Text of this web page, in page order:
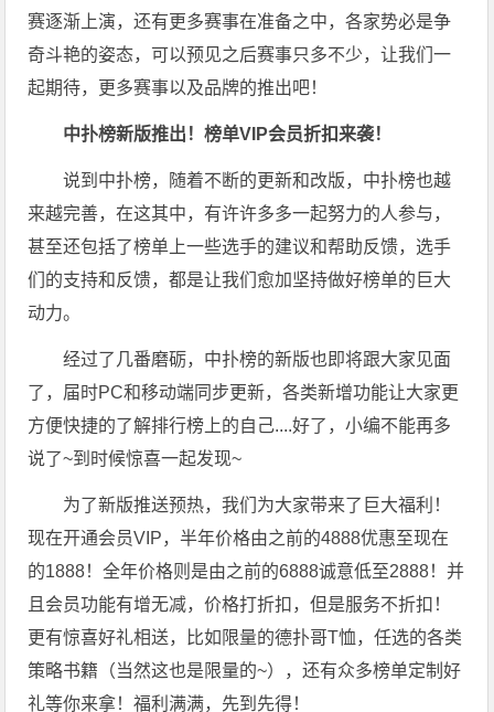
赛逐渐上演，还有更多赛事在准备之中，各家势必是争
奇斗艳的姿态，可以预见之后赛事只多不少，让我们一
起期待，更多赛事以及品牌的推出吧！
中扑榜新版推出！榜单VIP会员折扣来袭！
说到中扑榜，随着不断的更新和改版，中扑榜也越
来越完善，在这其中，有许许多多一起努力的人参与，
甚至还包括了榜单上一些选手的建议和帮助反馈，选手
们的支持和反馈，都是让我们愈加坚持做好榜单的巨大
动力。
经过了几番磨砺，中扑榜的新版也即将跟大家见面
了，届时PC和移动端同步更新，各类新增功能让大家更
方便快捷的了解排行榜上的自己....好了，小编不能再多
说了~到时候惊喜一起发现~
为了新版推送预热，我们为大家带来了巨大福利！
现在开通会员VIP，半年价格由之前的4888优惠至现在
的1888！全年价格则是由之前的6888诚意低至2888！并
且会员功能有增无减，价格打折扣，但是服务不折扣！
更有惊喜好礼相送，比如限量的德扑哥T恤，任选的各类
策略书籍（当然这也是限量的~），还有众多榜单定制好
礼等你来拿！福利满满，先到先得！